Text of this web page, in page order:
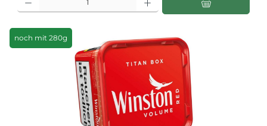
noch mit 280g